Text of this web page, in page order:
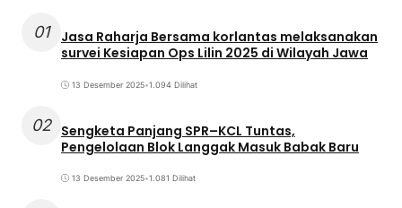
01
Jasa Raharja Bersama korlantas melaksanakan
survei Kesiapan Ops Lilin 2025 di Wilayah Jawa
13 Desember 2025•1.094 Dilihat
02 Sengketa Panjang SPR–KCL Tuntas,
Pengelolaan Blok Langgak Masuk Babak Baru
13 Desember 2025•1.081 Dilihat